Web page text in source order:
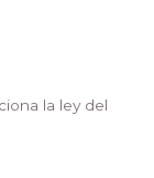
la ley del